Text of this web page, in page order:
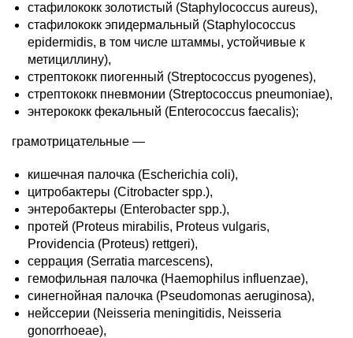
стафилококк золотистый (Staphylococcus aureus),
стафилококк эпидермальный (Staphylococcus
epidermidis, в том числе штаммы, устойчивые к
метициллину),
стрептококк пиогенный (Streptococcus pyogenes),
стрептококк пневмонии (Streptococcus pneumoniae),
энтерококк фекальный (Enterococcus faecalis);
грамотрицательные —
кишечная палочка (Escherichia coli),
цитробактеры (Citrobacter spp.),
энтеробактеры (Enterobacter spp.),
протей (Proteus mirabilis, Proteus vulgaris,
Providencia (Proteus) rettgeri),
серрация (Serratia marcescens),
гемофильная палочка (Haemophilus influenzae),
синегнойная палочка (Pseudomonas aeruginosa),
нейссерии (Neisseria meningitidis, Neisseria
gonorrhoeae),